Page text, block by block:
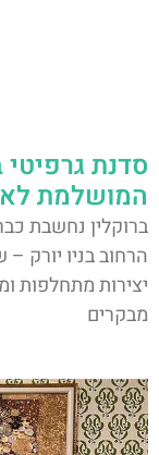
סדנת גרפיטי
המושלמת
ברוקלין נחשבת
הרחוב בניו יורק
יצירות מתחלפות
מבקרים